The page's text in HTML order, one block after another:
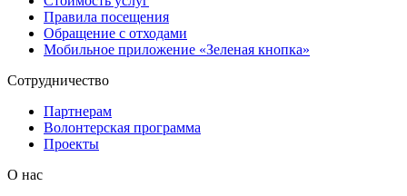
Правила посещения
Обращение с отходами
Мобильное приложение «Зеленая кнопка»
Сотрудничество
Партнерам
Волонтерская программа
Проекты
О нас